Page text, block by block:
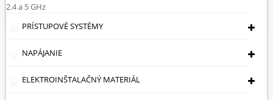
2.4 a 5 GHz
PRÍSTUPOVÉ SYSTÉMY
NAPÁJANIE
ELEKTROINŠTALAČNÝ MATERIÁL